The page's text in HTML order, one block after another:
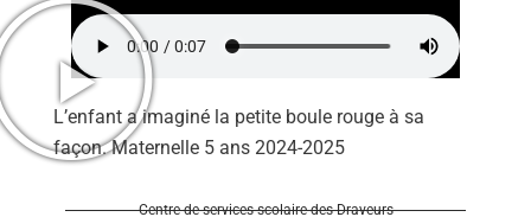
L’enfant a imaginé la petite boule rouge à sa
façon. Maternelle 5 ans 2024-2025
Centre de services scolaire des Draveurs